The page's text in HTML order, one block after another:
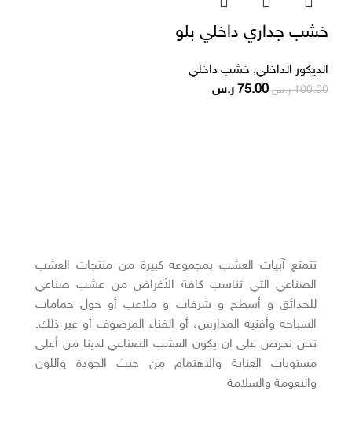
خشب جداري داخلي بلو
الديكور الداخلي, خشب داخلي
100.00 ر.س 75.00 ر.س
تتمتع آبيات العشب بمجموعة كبيرة من منتجات العشب
الصناعي التي تناسب كافة الأغراض من عشب صناعي
للحدائق و أسطح و شرفات و ملاعب أو حول حمامات
السباحة وأفنية المدارس، أو الفناء المرصوف أو غير ذلك.
نحن نحرص على ان يكون العشب الصناعي لدينا من أعلى
مستويات العناية والاهتمام من حيث الجودة واللون
والنعومة والسلامة